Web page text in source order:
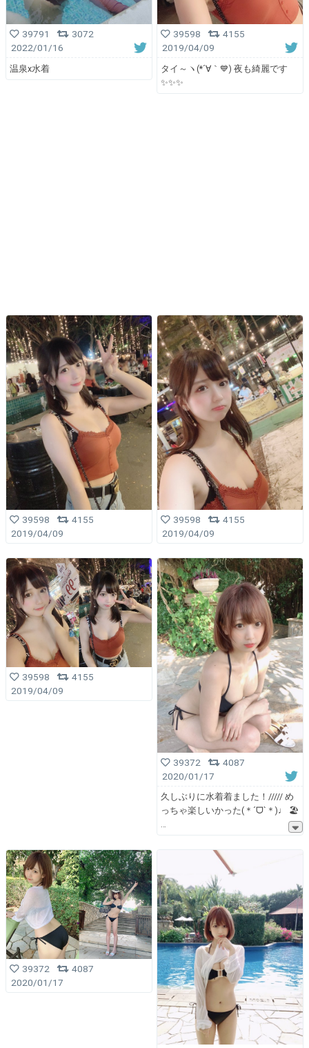
39791
3072
2022/01/16
温泉x水着
39598
4155
2019/04/09
タイ～ヽ(*´∀｀💙) 夜も綺麗です
✨✨✨
39598
4155
2019/04/09
39598
4155
2019/04/09
39598
4155
2019/04/09
39372
4087
2020/01/17
久しぶりに水着着ました！///// め
っちゃ楽しいかった(＊´ᗜ`＊)♩ 🏖
39372
4087
2020/01/17